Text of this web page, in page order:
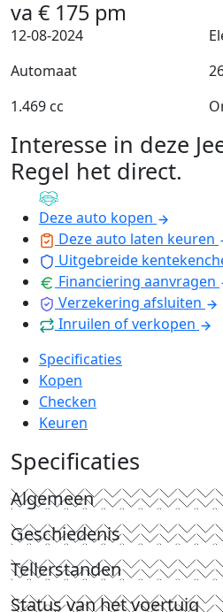
va € 175 pm
12-08-2024
Automaat
1.469 cc
Interesse in deze
Regel het direct.
Deze auto kopen
Deze auto laten keuren
Uitgebreide
Financiering aanvragen
Verzekering afsluiten
Inruilen of verkopen
Specificaties
Kopen
Checken
Keuren
Specificaties
Algemeen
Geschiedenis
Tellerstanden
Status van het voertuig